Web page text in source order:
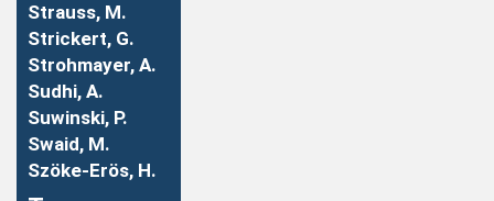
Strauss, M.
Strickert, G.
Strohmayer, A.
Sudhi, A.
Suwinski, P.
Swaid, M.
Szöke-Erös, H.